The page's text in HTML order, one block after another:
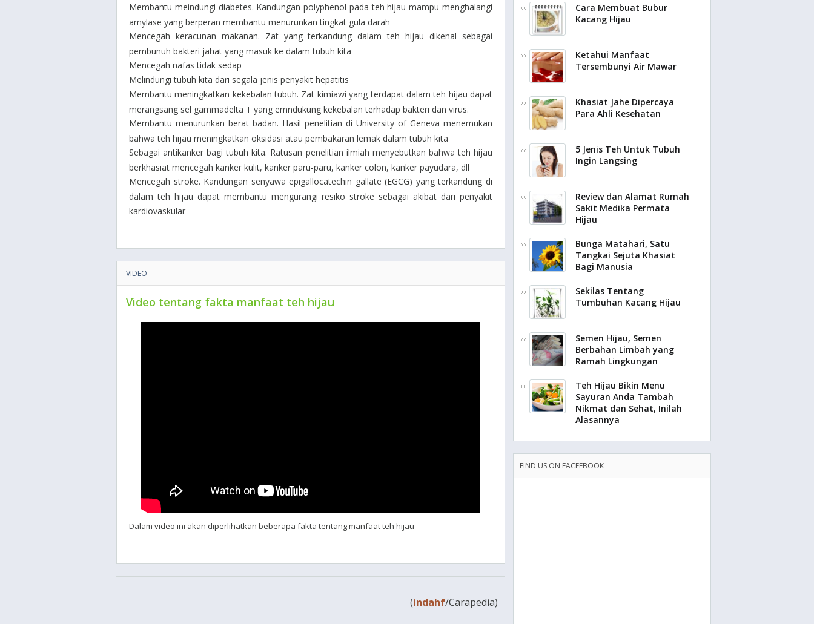
Membantu meindungi diabetes. Kandungan polyphenol pada teh hijau mampu menghalangi
amylase yang berperan membantu menurunkan tingkat gula darah
Mencegah keracunan makanan. Zat yang terkandung dalam teh hijau dikenal sebagai
pembunuh bakteri jahat yang masuk ke dalam tubuh kita
Mencegah nafas tidak sedap
Melindungi tubuh kita dari segala jenis penyakit hepatitis
Membantu meningkatkan kekebalan tubuh. Zat kimiawi yang terdapat dalam teh hijau dapat
merangsang sel gammadelta T yang emndukung kekebalan terhadap bakteri dan virus.
Membantu menurunkan berat badan. Hasil penelitian di University of Geneva menemukan
bahwa teh hijau meningkatkan oksidasi atau pembakaran lemak dalam tubuh kita
Sebagai antikanker bagi tubuh kita. Ratusan penelitian ilmiah menyebutkan bahwa teh hijau
berkhasiat mencegah kanker kulit, kanker paru-paru, kanker colon, kanker payudara, dll
Mencegah stroke. Kandungan senyawa epigallocatechin gallate (EGCG) yang terkandung di
dalam teh hijau dapat membantu mengurangi resiko stroke sebagai akibat dari penyakit
kardiovaskular
VIDEO
Video tentang fakta manfaat teh hijau
Dalam video ini akan diperlihatkan beberapa fakta tentang manfaat teh hijau
(indahf/Carapedia)
Cara Membuat Bubur
Kacang Hijau
Ketahui Manfaat
Tersembunyi Air Mawar
Khasiat Jahe Dipercaya
Para Ahli Kesehatan
5 Jenis Teh Untuk Tubuh
Ingin Langsing
Review dan Alamat Rumah
Sakit Medika Permata
Hijau
Bunga Matahari, Satu
Tangkai Sejuta Khasiat
Bagi Manusia
Sekilas Tentang
Tumbuhan Kacang Hijau
Semen Hijau, Semen
Berbahan Limbah yang
Ramah Lingkungan
Teh Hijau Bikin Menu
Sayuran Anda Tambah
Nikmat dan Sehat, Inilah
Alasannya
FIND US ON FACEEBOOK